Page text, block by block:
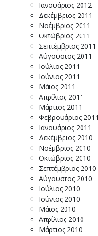
Ιανουάριος 2012
Δεκέμβριος 2011
Νοέμβριος 2011
Οκτώβριος 2011
Σεπτέμβριος 2011
Αύγουστος 2011
Ιούλιος 2011
Ιούνιος 2011
Μάιος 2011
Απρίλιος 2011
Μάρτιος 2011
Φεβρουάριος 2011
Ιανουάριος 2011
Δεκέμβριος 2010
Νοέμβριος 2010
Οκτώβριος 2010
Σεπτέμβριος 2010
Αύγουστος 2010
Ιούλιος 2010
Ιούνιος 2010
Μάιος 2010
Απρίλιος 2010
Μάρτιος 2010